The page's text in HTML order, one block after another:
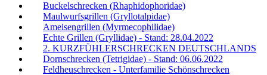
Buckelschrecken (Rhaphidophoridae)
Maulwurfsgrillen (Gryllotalpidae)
Ameisengrillen (Myrmecophilidae)
Echte Grillen (Gryllidae) - Stand: 28.04.2022
2. KURZFÜHLERSCHRECKEN DEUTSCHLANDS
Dornschrecken (Tetrigidae) - Stand: 06.06.2022
Feldheuschrecken - Unterfamilie Schönschrecken